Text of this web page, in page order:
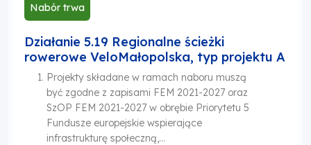
Nabór trwa
Działanie 5.19 Regionalne ścieżki
rowerowe VeloMałopolska, typ projektu A
Projekty składane w ramach naboru muszą
być zgodne z zapisami FEM 2021-2027 oraz
SzOP FEM 2021-2027 w obrębie Priorytetu 5
Fundusze europejskie wspierające
infrastrukturę społeczną,...